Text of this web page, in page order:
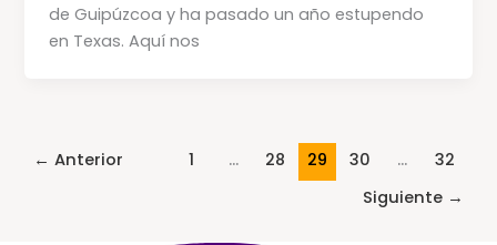
de Guipúzcoa y ha pasado un año estupendo
en Texas. Aquí nos
← Anterior 1 … 28 29 30 …
32
Siguiente →